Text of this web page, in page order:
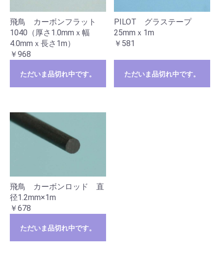
飛鳥 カーボンフラット
1040（厚さ1.0mmｘ幅
4.0mmｘ長さ1m）
￥968
ただいま品切れ中です。
PILOT グラステープ
25mmｘ1m
￥581
ただいま品切れ中です。
飛鳥 カーボンロッド 直
径1.2mm×1m
￥678
ただいま品切れ中です。